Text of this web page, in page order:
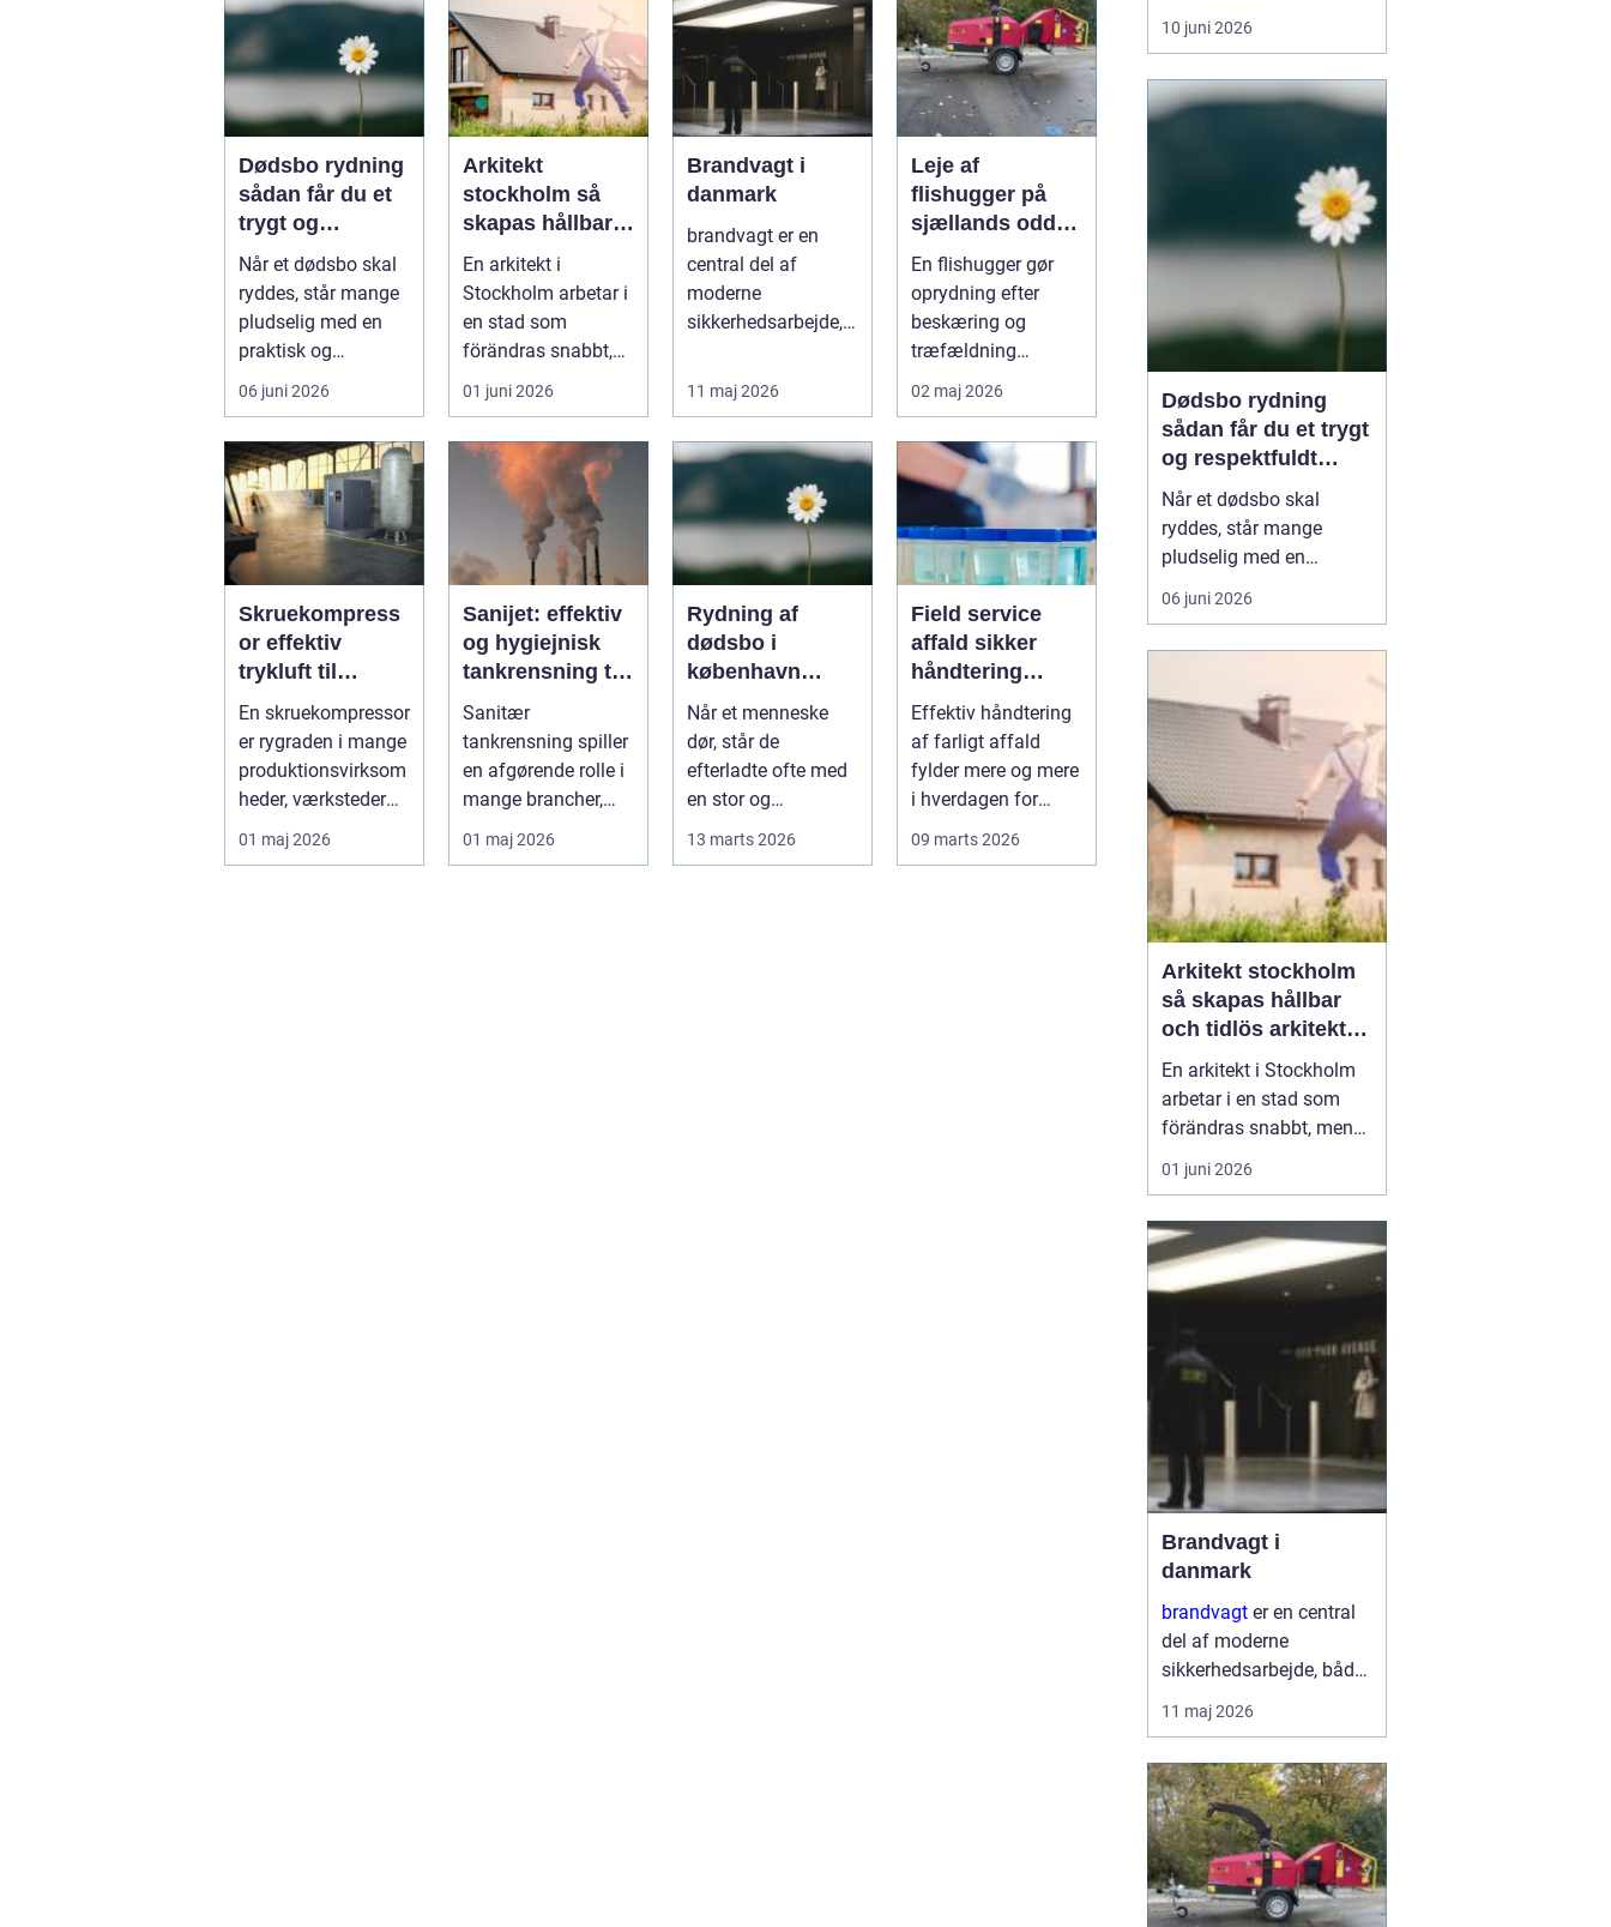
Dødsbo rydning
sådan får du et
trygt og
respektfuldt
forløb
Når et dødsbo skal
ryddes, står mange
pludselig med en
praktisk og
følelsesmæssig
opgave på én
gang....
06 juni 2026
Arkitekt
stockholm så
skapas hållbar
och tidlös
arkitektur i
huvudstaden
En arkitekt i
Stockholm arbetar i
en stad som
förändras snabbt,
men också präglas
av starka historis...
01 juni 2026
Brandvagt i
danmark
brandvagt er en
central del af
moderne
sikkerhedsarbejde,
byggepladser, ved
events og i virk...
11 maj 2026
Leje af
flishugger på
sjællands odde
sådan får du
mest ud af
arbejdet
En flishugger gør
oprydning efter
beskæring og
træfældning
markant lettere. I
stedet for at bruge
we...
02 maj 2026
Skruekompress
or effektiv
trykluft til
industri og
værksted
En skruekompressor
er rygraden i mange
produktionsvirksom
heder, værksteder
og autohuse. Den
leverer ...
01 maj 2026
Sanijet: effektiv
og hygiejnisk
tankrensning til
krævende
industrier
Sanitær
tankrensning spiller
en afgørende rolle i
mange brancher,
produktkvalitet,...
01 maj 2026
Rydning af
dødsbo i
københavn
sådan foregår
en tryg og
effektiv proces
Når et menneske
dør, står de
efterladte ofte med
en stor og
13 marts 2026
Field service
affald sikker
håndtering
direkte hos
virksomheden
Effektiv håndtering
af farligt affald
fylder mere og mere
i hverdagen for
09 marts 2026
hjemmet eller
virksomheden skal være
Fejl på el-installationer
ulykker. Mange søger
10 juni 2026
Dødsbo rydning
sådan får du et trygt
og respektfuldt
forløb
Når et dødsbo skal
ryddes, står mange
pludselig med en
praktisk og
følelsesmæssig opgave
rummer minder, og
samtidig er der
tidsfrister, økonomi og
måske uenighed i
familien. Her kan en
professionel løsn...
06 juni 2026
Arkitekt stockholm
så skapas hållbar
och tidlös arkitektur
i huvudstaden
En arkitekt i Stockholm
arbetar i en stad som
förändras snabbt, men
också präglas av starka
historiska lager. Det gör
spännande. När en
privatperson,
fastighetsägare eller
arkitekt i Stockholm
handlar upp...
01 juni 2026
Brandvagt i
danmark
brandvagt er en central
del af moderne
sikkerhedsarbejde, både
på byggepladser, ved
events og i virksomheder
brandrisiko. En
professionel ordning
med brandvagt handler
ikke kun...
11 maj 2026